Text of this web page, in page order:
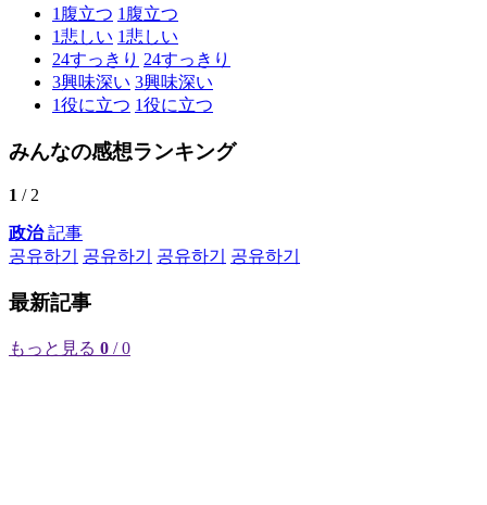
1 腹立つ 1 腹立つ
1悲しい 1悲しい
24すっきり 24すっきり
3興味深い 3興味深い
1役に立つ 1役に立つ
みんなの感想ランキング
1 / 2
政治記事
공유하기
공유하기 공유하기 공유하기
最新記事
もっと見る 0 / 0